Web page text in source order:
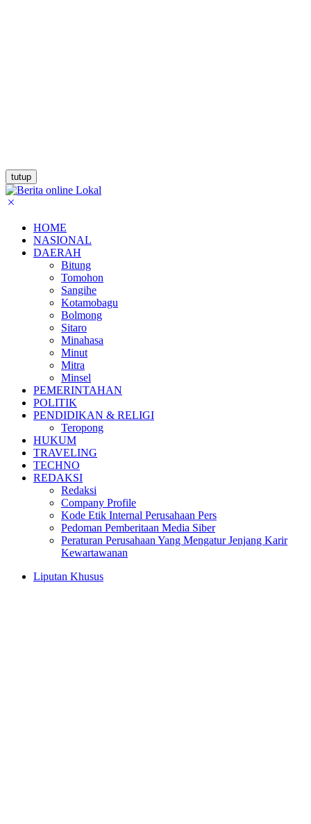
tutup
HOME
NASIONAL
DAERAH
Bitung
Tomohon
Sangihe
Kotamobagu
Bolmong
Sitaro
Minahasa
Minut
Mitra
Minsel
PEMERINTAHAN
POLITIK
PENDIDIKAN & RELIGI
Teropong
HUKUM
TRAVELING
TECHNO
REDAKSI
Redaksi
Company Profile
Kode Etik Internal Perusahaan Pers
Pedoman Pemberitaan Media Siber
Peraturan Perusahaan Yang Mengatur Jenjang Karir
Kewartawanan
Liputan Khusus